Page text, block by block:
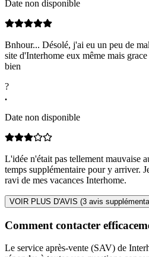
Date non disponible
Bnhour... Désolé, j'ai eu un peu de
site d'Interhome eux même mais
bien
?
.
Date non disponible
L'idée n'était pas tellement mauvaise
temps supplémentaire pour y arriver.
ravi de mes vacances Interhome.
VOIR PLUS D'AVIS (3 avis
Comment contacter
Le service après-vente (SAV) de